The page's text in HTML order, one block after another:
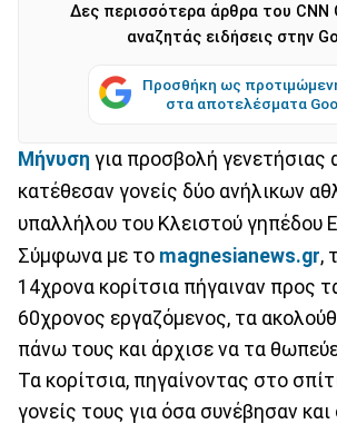
Δες περισσότερα άρθρα του CNN
αναζητάς ειδήσεις στην
Προσθήκη ως
στα αποτελέσματα
Μήνυση για προσβολή γενετήσιας
κατέθεσαν γονείς δύο ανήλικων
υπαλλήλου του Κλειστού γηπέδου
Σύμφωνα με το magnesianews.gr,
14χρονα κορίτσια πήγαιναν προς
60χρονος εργαζόμενος, τα
πάνω τους και άρχισε να τα
Τα κορίτσια, πηγαίνοντας στο
γονείς τους για όσα συνέβησαν